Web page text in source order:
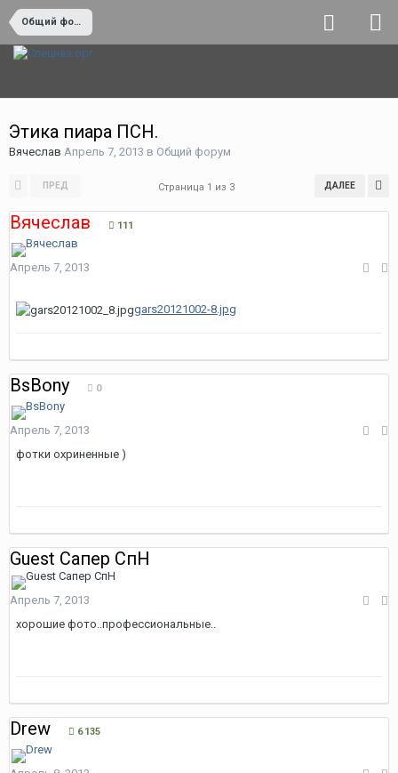
Общий форум
Этика пиара ПСН.
Вячеслав Апрель 7, 2013 в Общий форум
ПРЕД ДАЛЕЕ
Страница 1 из 3
Вячеслав 111
Апрель 7, 2013
gars20121002-8.jpg
BsBony 0
Апрель 7, 2013
фотки охриненные )
Guest Сапер СпН
Апрель 7, 2013
хорошие фото..профессиональные..
Drew 6 135